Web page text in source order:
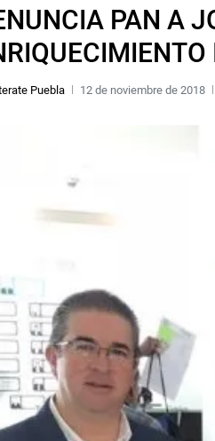
PAN A
Puebla 12 de noviembre de 2018